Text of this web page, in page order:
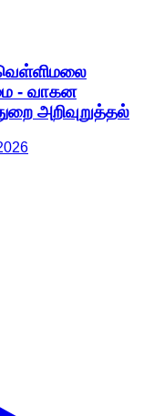
- வாகன
அறிவுறுத்தல்